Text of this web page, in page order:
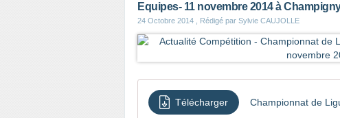
Equipes- 11 novembre 2014 à
24 Octobre 2014 , Rédigé par Sylvie CAUJOLLE
Télécharger Championnat de